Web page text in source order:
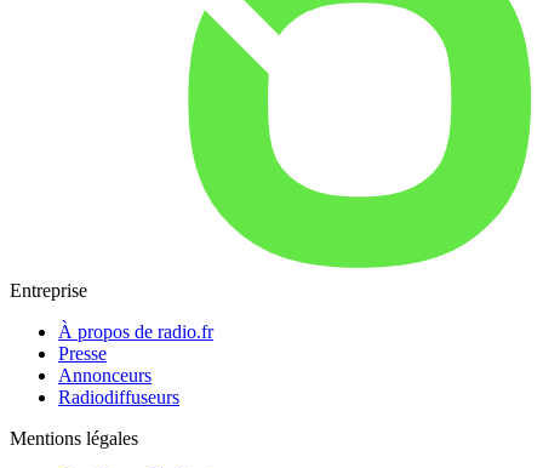
Entreprise
À propos de radio.fr
Presse
Annonceurs
Radiodiffuseurs
Mentions légales